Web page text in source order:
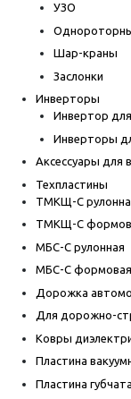
УЗО
Шар-краны
Заслонки
Инверторы
Инвертор
Инверторы
Аксессуары для
Техпластины
ТМКЩ-С
ТМКЩ-С
МБС-С рулонная
МБС-С формовая
Дорожка
Для дорожно-
Ковры
Пластина
Пластина